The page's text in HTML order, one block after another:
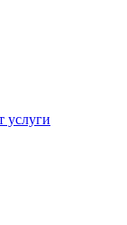
услуги